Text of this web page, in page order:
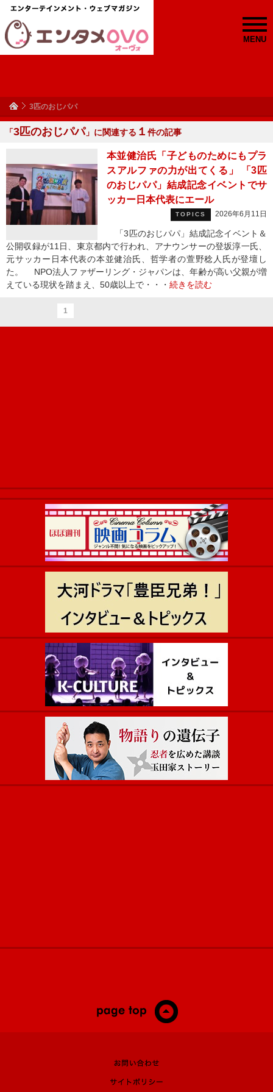
MENU
3匹のおじパパ
「3匹のおじパパ」に関連する １ 件の記事
本並健治氏「子どものためにもプラ
スアルファの力が出てくる」 「3匹
のおじパパ」結成記念イベントでサ
ッカー日本代表にエール
TOPICS 2026年6月11日
「3匹のおじパパ」結成記念イベント＆
公開収録が11日、東京都内で行われ、アナウンサーの登坂淳一氏、
元サッカー日本代表の本並健治氏、哲学者の萱野稔人氏が登壇し
た。 NPO法人ファザーリング・ジャパンは、年齢が高い父親が増
えている現状を踏まえ、50歳以上で・・・ 続きを読む
1